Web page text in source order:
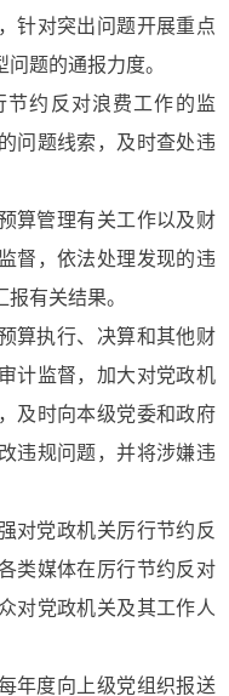
针对突出问题开展重点
题的通报力度。
约反对浪费工作的监
问题线索，及时查处违
算管理有关工作以及财
督，依法处理发现的违
有关结果。
算执行、决算和其他财
计监督，加大对党政机
及时向本级党委和政府
违规问题，并将涉嫌违
对党政机关厉行节约反
类媒体在厉行节约反对
对党政机关及其工作人
年度向上级党组织报送